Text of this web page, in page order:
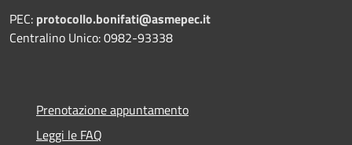
PEC: protocollo.bonifati@asmepec.it
Centralino Unico: 0982-93338
Prenotazione appuntamento
Leggi le FAQ